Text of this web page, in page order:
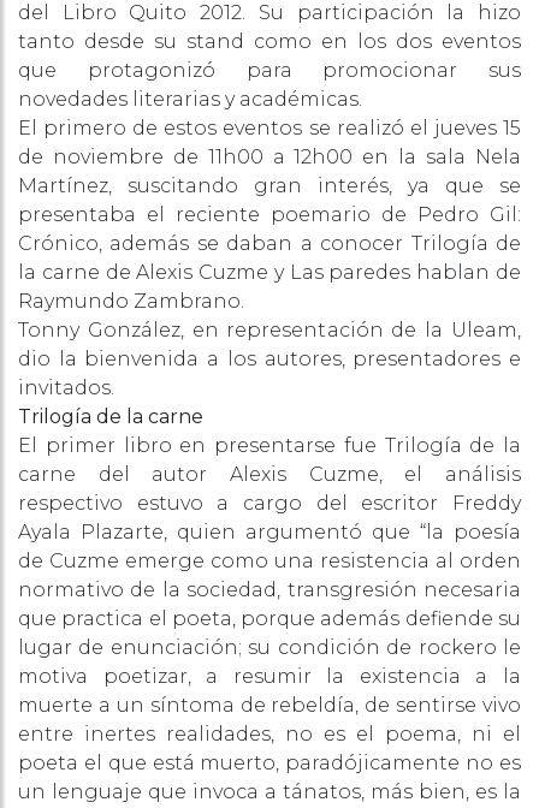
del Libro Quito 2012. Su participación la hizo
tanto desde su stand como en los dos eventos
que protagonizó para promocionar sus
novedades literarias y académicas.
El primero de estos eventos se realizó el jueves 15
de noviembre de 11h00 a 12h00 en la sala Nela
Martínez, suscitando gran interés, ya que se
presentaba el reciente poemario de Pedro Gil:
Crónico, además se daban a conocer Trilogía de
la carne de Alexis Cuzme y Las paredes hablan de
Raymundo Zambrano.
Tonny González, en representación de la Uleam,
dio la bienvenida a los autores, presentadores e
invitados.
Trilogía de la carne
El primer libro en presentarse fue Trilogía de la
carne del autor Alexis Cuzme, el análisis
respectivo estuvo a cargo del escritor Freddy
Ayala Plazarte, quien argumentó que “la poesía
de Cuzme emerge como una resistencia al orden
normativo de la sociedad, transgresión necesaria
que practica el poeta, porque además defiende su
lugar de enunciación; su condición de rockero le
motiva poetizar, a resumir la existencia a la
muerte a un síntoma de rebeldía, de sentirse vivo
entre inertes realidades, no es el poema, ni el
poeta el que está muerto, paradójicamente no es
un lenguaje que invoca a tánatos, más bien, es la